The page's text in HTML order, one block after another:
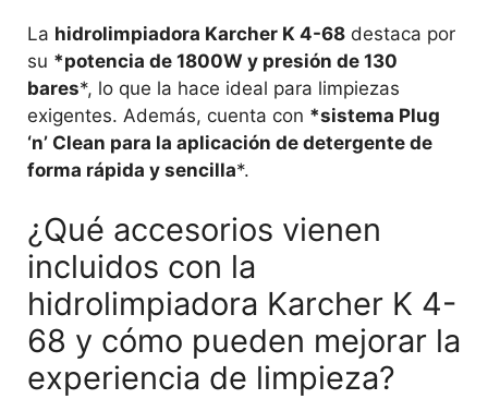
La hidrolimpiadora Karcher K 4-68 destaca por
su *potencia de 1800W y presión de 130
bares*, lo que la hace ideal para limpiezas
exigentes. Además, cuenta con *sistema Plug
‘n’ Clean para la aplicación de detergente de
forma rápida y sencilla*.
¿Qué accesorios vienen
incluidos con la
hidrolimpiadora Karcher K 4-
68 y cómo pueden mejorar la
experiencia de limpieza?